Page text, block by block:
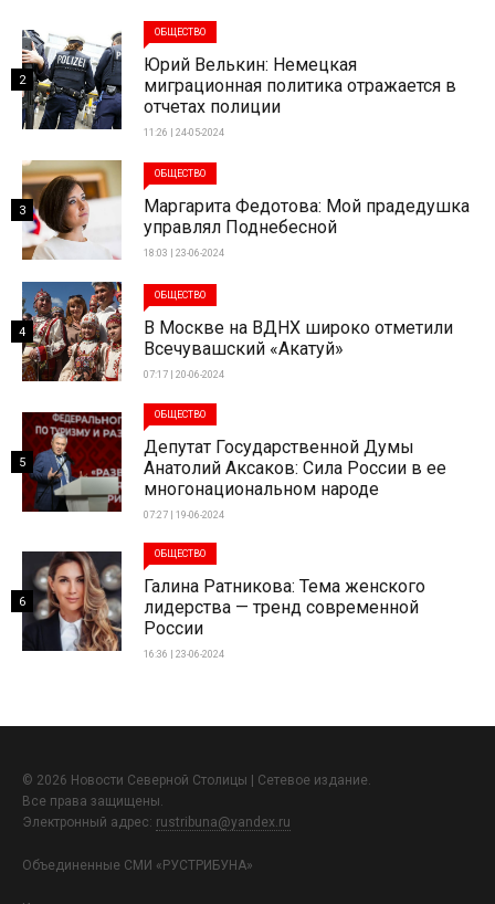
ОБЩЕСТВО
Юрий Велькин: Немецкая
миграционная политика отражается в
отчетах полиции
11:26 | 24-05-2024
2
ОБЩЕСТВО
Маргарита Федотова: Мой прадедушка
управлял Поднебесной
18:03 | 23-06-2024
3
ОБЩЕСТВО
В Москве на ВДНХ широко отметили
Всечувашский «Акатуй»
07:17 | 20-06-2024
4
ОБЩЕСТВО
Депутат Государственной Думы
Анатолий Аксаков: Сила России в ее
многонациональном народе
07:27 | 19-06-2024
5
ОБЩЕСТВО
Галина Ратникова: Тема женского
лидерства — тренд современной
России
16:36 | 23-06-2024
6
© 2026 Новости Северной Столицы | Сетевое издание.
Все права защищены.
Электронный адрес: rustribuna@yandex.ru
Объединенные СМИ «РУСТРИБУНА»